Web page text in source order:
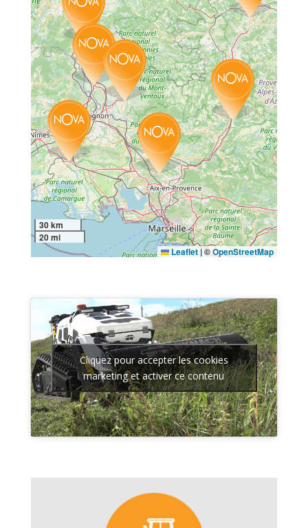
30 km
20 mi
Leaflet |©OpenStreetMap
Cliquez pour accepter les cookies
marketing et activer ce contenu